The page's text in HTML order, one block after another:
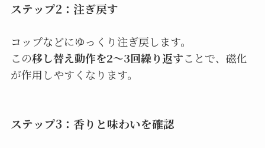
ステップ2：注ぎ戻す
コップなどにゆっくり注ぎ戻します。
この移し替え動作を2〜3回繰り返すことで、磁化
が作用しやすくなります。
ステップ3：香りと味わいを確認